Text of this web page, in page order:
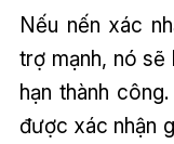
Nếu nến xác
trợ mạnh, nó sẽ
hạn thành
được xác nhận